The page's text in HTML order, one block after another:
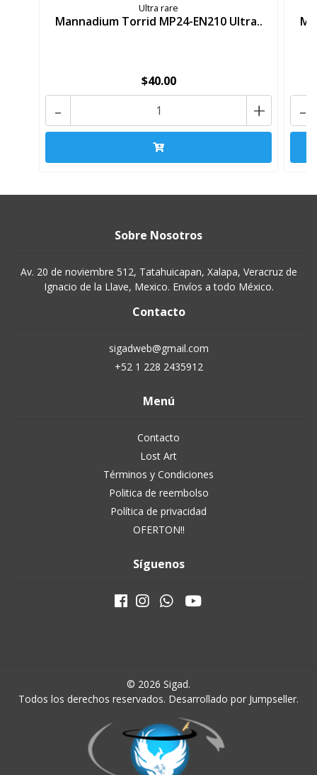
Ultra rare
Mannadium Torrid MP24-EN210 Ultra..
$40.00
+
- -
Sobre Nosotros
Av. 20 de noviembre 512, Tatahuicapan, Xalapa, Veracruz de
Ignacio de la Llave, Mexico. Envíos a todo México.
Contacto
sigadweb@gmail.com
+52 1 228 2435912
Menú
Contacto
Lost Art
Términos y Condiciones
Politica de reembolso
Política de privacidad
OFERTON!!
Síguenos
© 2026 Sigad.
Todos los derechos reservados. Desarrollado por Jumpseller.